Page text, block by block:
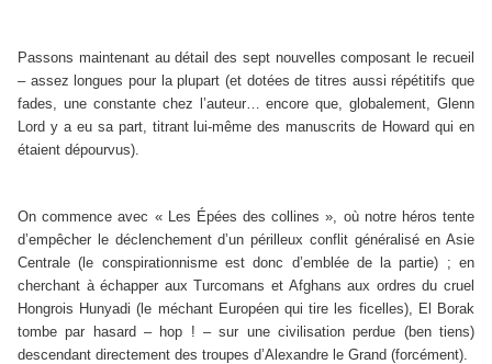
Passons maintenant au détail des sept nouvelles composant le recueil
– assez longues pour la plupart (et dotées de titres aussi répétitifs que
fades, une constante chez l’auteur… encore que, globalement, Glenn
Lord y a eu sa part, titrant lui-même des manuscrits de Howard qui en
étaient dépourvus).
On commence avec « Les Épées des collines », où notre héros tente
d’empêcher le déclenchement d’un périlleux conflit généralisé en Asie
Centrale (le conspirationnisme est donc d’emblée de la partie) ; en
cherchant à échapper aux Turcomans et Afghans aux ordres du cruel
Hongrois Hunyadi (le méchant Européen qui tire les ficelles), El Borak
tombe par hasard – hop ! – sur une civilisation perdue (ben tiens)
descendant directement des troupes d’Alexandre le Grand (forcément).